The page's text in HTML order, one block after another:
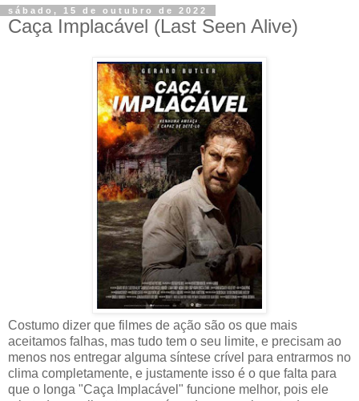
sábado, 15 de outubro de 2022
Caça Implacável (Last Seen Alive)
Costumo dizer que filmes de ação são os que mais
aceitamos falhas, mas tudo tem o seu limite, e precisam ao
menos nos entregar alguma síntese crível para entrarmos no
clima completamente, e justamente isso é o que falta para
que o longa "Caça Implacável" funcione melhor, pois ele